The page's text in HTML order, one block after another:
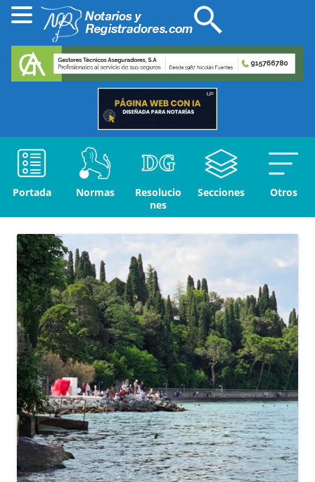
Portada Normas
Resolucio
nes
Secciones Otros